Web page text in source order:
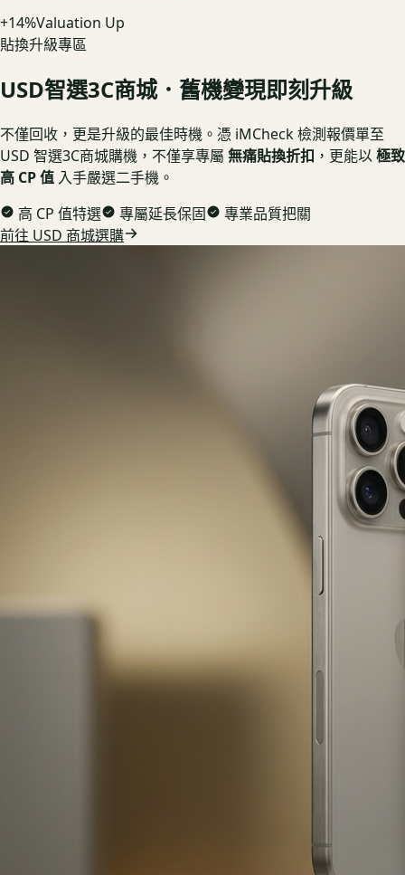
+14%Valuation Up
貼換升級專區
USD智選3C商城．舊機變現即刻升級
不僅回收，更是升級的最佳時機。憑 iMCheck 檢測報價單至
USD 智選3C商城購機，不僅享專屬 無痛貼換折扣 ，更能以極致
高 CP 值 入手嚴選二手機。
高 CP 值特選
專屬延長保固
專業品質把關
前往 USD 商城選購